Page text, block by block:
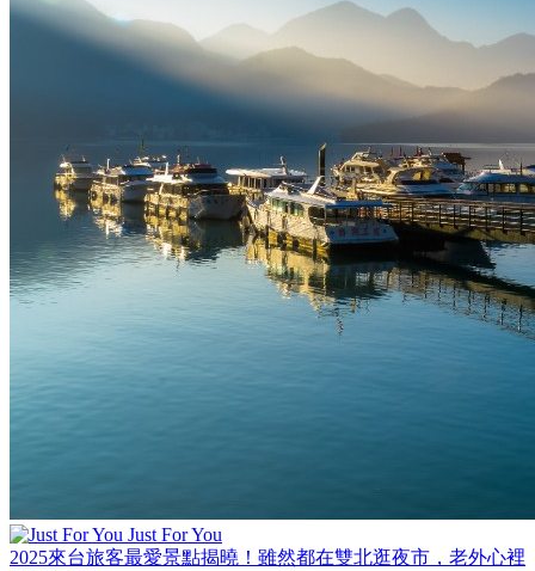
Just For You
2025來台旅客最愛景點揭曉！雖然都在雙北逛夜市，老外心裡